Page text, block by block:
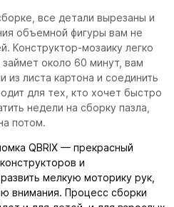
все детали вырезаны и
объемной фигуры вам не
Конструктор-мозаику легко
около 60 минут, вам
из листа картона и соединить
для тех, кто хочет быстро
недели на сборку пазла,
потом.
QBRIX — прекрасный
и
мелкую моторику рук,
внимания. Процесс сборки